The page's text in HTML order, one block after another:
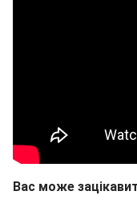
Вас може